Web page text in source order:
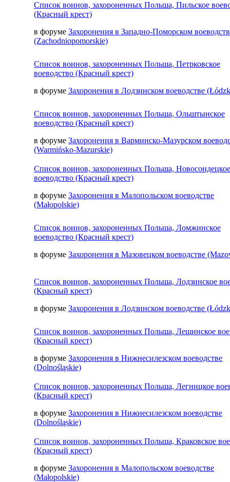
Список воинов, захороненных Польша, Пильское
(Красный крест)
в форуме Захоронения в Западно-Поморском
(Zachodniopomorskie)
Список воинов, захороненных Польша, Петрковское
воеводство (Красный крест)
в форуме Захоронения в Лодзинском воеводстве
Список воинов, захороненных Польша, Ольштынское
воеводство (Красный крест)
в форуме Захоронения в Варминско-Мазурском
(Warmińsko-Mazurskie)
Список воинов, захороненных Польша, Новосондецкое
воеводство (Красный крест)
в форуме Захоронения в Малопольском воеводстве
(Małopolskie)
Список воинов, захороненных Польша, Ломжинское
воеводство (Красный крест)
в форуме Захоронения в Мазовецком воеводстве
Список воинов, захороненных Польша, Лодзинское
(Красный крест)
в форуме Захоронения в Лодзинском воеводстве
Список воинов, захороненных Польша, Лещинское
(Красный крест)
в форуме Захоронения в Нижнесилезском воеводстве
(Dolnośląskie)
Список воинов, захороненных Польша, Легницкое
(Красный крест)
в форуме Захоронения в Нижнесилезском воеводстве
(Dolnośląskie)
Список воинов, захороненных Польша, Краковское
(Красный крест)
в форуме Захоронения в Малопольском воеводстве
(Małopolskie)